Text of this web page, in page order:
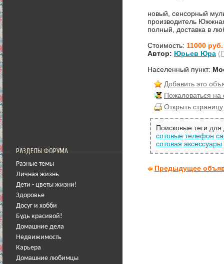
РАЗДЕЛЫ ФОРУМА
Разные темы
Личная жизнь
Дети - цветы жизни!
Здоровье
Досуг и хобби
Будь красивой!
Домашние дела
Недвижимость
Карьера
Домашние любимцы
новый, сенсорный
производитель
полный, доставка в
Стоимость: 11000 руб.
Автор: Юрьев Юра
Населенный пункт:
Добавить это
Пожаловаться
Открыть
Поисковые теги
сотовые телефон
сотовая аксессуары
Предыдущее